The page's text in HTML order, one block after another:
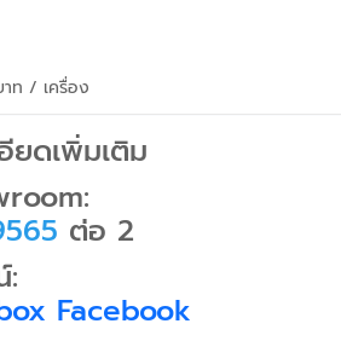
ท / เครื่อง
ยดเพิ่มเติม
ต่อ 2
:
Facebook